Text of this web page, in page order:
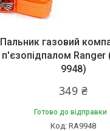
Пальник газовий
п'єзопідпалом Ranger
9948)
349 ₴
Готово до відправки
RA9948